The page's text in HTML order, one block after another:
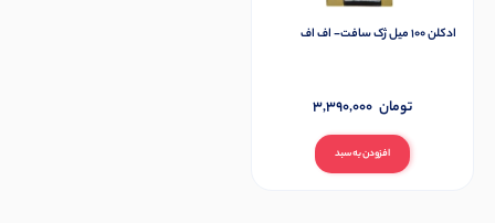
ادکلن 100 میل ژک سافت- اف اف
افزودن به سبد
3,390,000 تومان